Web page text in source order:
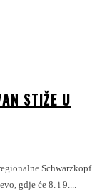
STIŽE U
gdje će 8. i 9....